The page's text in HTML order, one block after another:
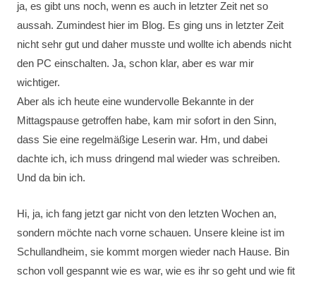
ja, es gibt uns noch, wenn es auch in letzter Zeit net so
aussah. Zumindest hier im Blog. Es ging uns in letzter Zeit
nicht sehr gut und daher musste und wollte ich abends nicht
den PC einschalten. Ja, schon klar, aber es war mir
wichtiger.
Aber als ich heute eine wundervolle Bekannte in der
Mittagspause getroffen habe, kam mir sofort in den Sinn,
dass Sie eine regelmäßige Leserin war. Hm, und dabei
dachte ich, ich muss dringend mal wieder was schreiben.
Und da bin ich.
Hi, ja, ich fang jetzt gar nicht von den letzten Wochen an,
sondern möchte nach vorne schauen. Unsere kleine ist im
Schullandheim, sie kommt morgen wieder nach Hause. Bin
schon voll gespannt wie es war, wie es ihr so geht und wie fit